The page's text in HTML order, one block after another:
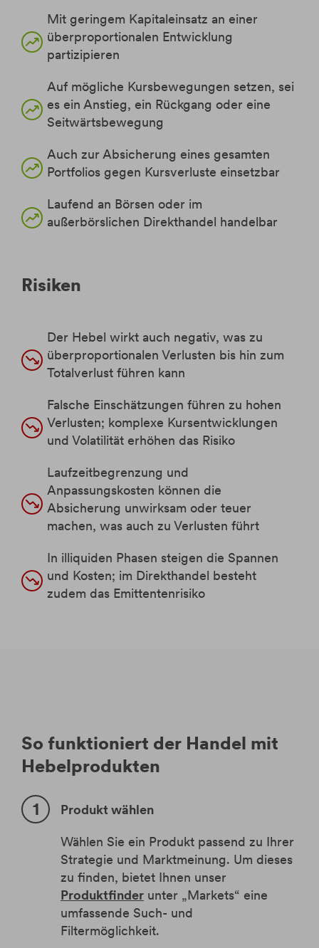
Mit geringem Kapitaleinsatz an einer
überproportionalen Entwicklung
partizipieren
Auf mögliche Kursbewegungen setzen, sei
es ein Anstieg, ein Rückgang oder eine
Seitwärtsbewegung
Auch zur Absicherung eines gesamten
Portfolios gegen Kursverluste einsetzbar
Laufend an Börsen oder im
außerbörslichen Direkthandel handelbar
Risiken
Der Hebel wirkt auch negativ, was zu
überproportionalen Verlusten bis hin zum
Totalverlust führen kann
Falsche Einschätzungen führen zu hohen
Verlusten; komplexe Kursentwicklungen
und Volatilität erhöhen das Risiko
Laufzeitbegrenzung und
Anpassungskosten können die
Absicherung unwirksam oder teuer
machen, was auch zu Verlusten führt
In illiquiden Phasen steigen die Spannen
und Kosten; im Direkthandel besteht
zudem das Emittentenrisiko
So funktioniert der Handel mit
Hebelprodukten
Produkt wählen
Wählen Sie ein Produkt passend zu Ihrer
Strategie und Marktmeinung. Um dieses
zu finden, bietet Ihnen unser
Produktfinder unter „Markets“ eine
umfassende Such- und
Filtermöglichkeit.